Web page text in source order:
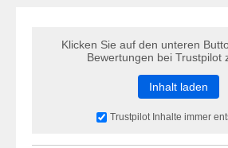
Klicken Sie auf den unteren
Bewertungen bei Trustpilot
Inhalt laden
Trustpilot Inhalte immer